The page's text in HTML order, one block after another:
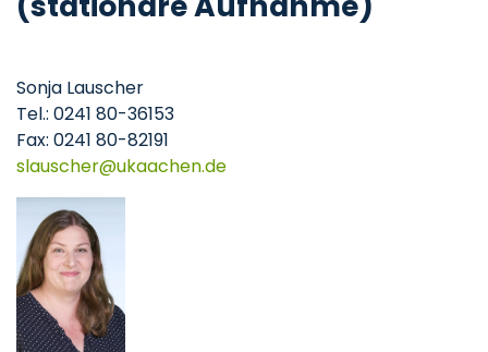
Sonja Lauscher
Tel.: 0241 80-36153
Fax: 0241 80-82191
slauscher
ukaachende